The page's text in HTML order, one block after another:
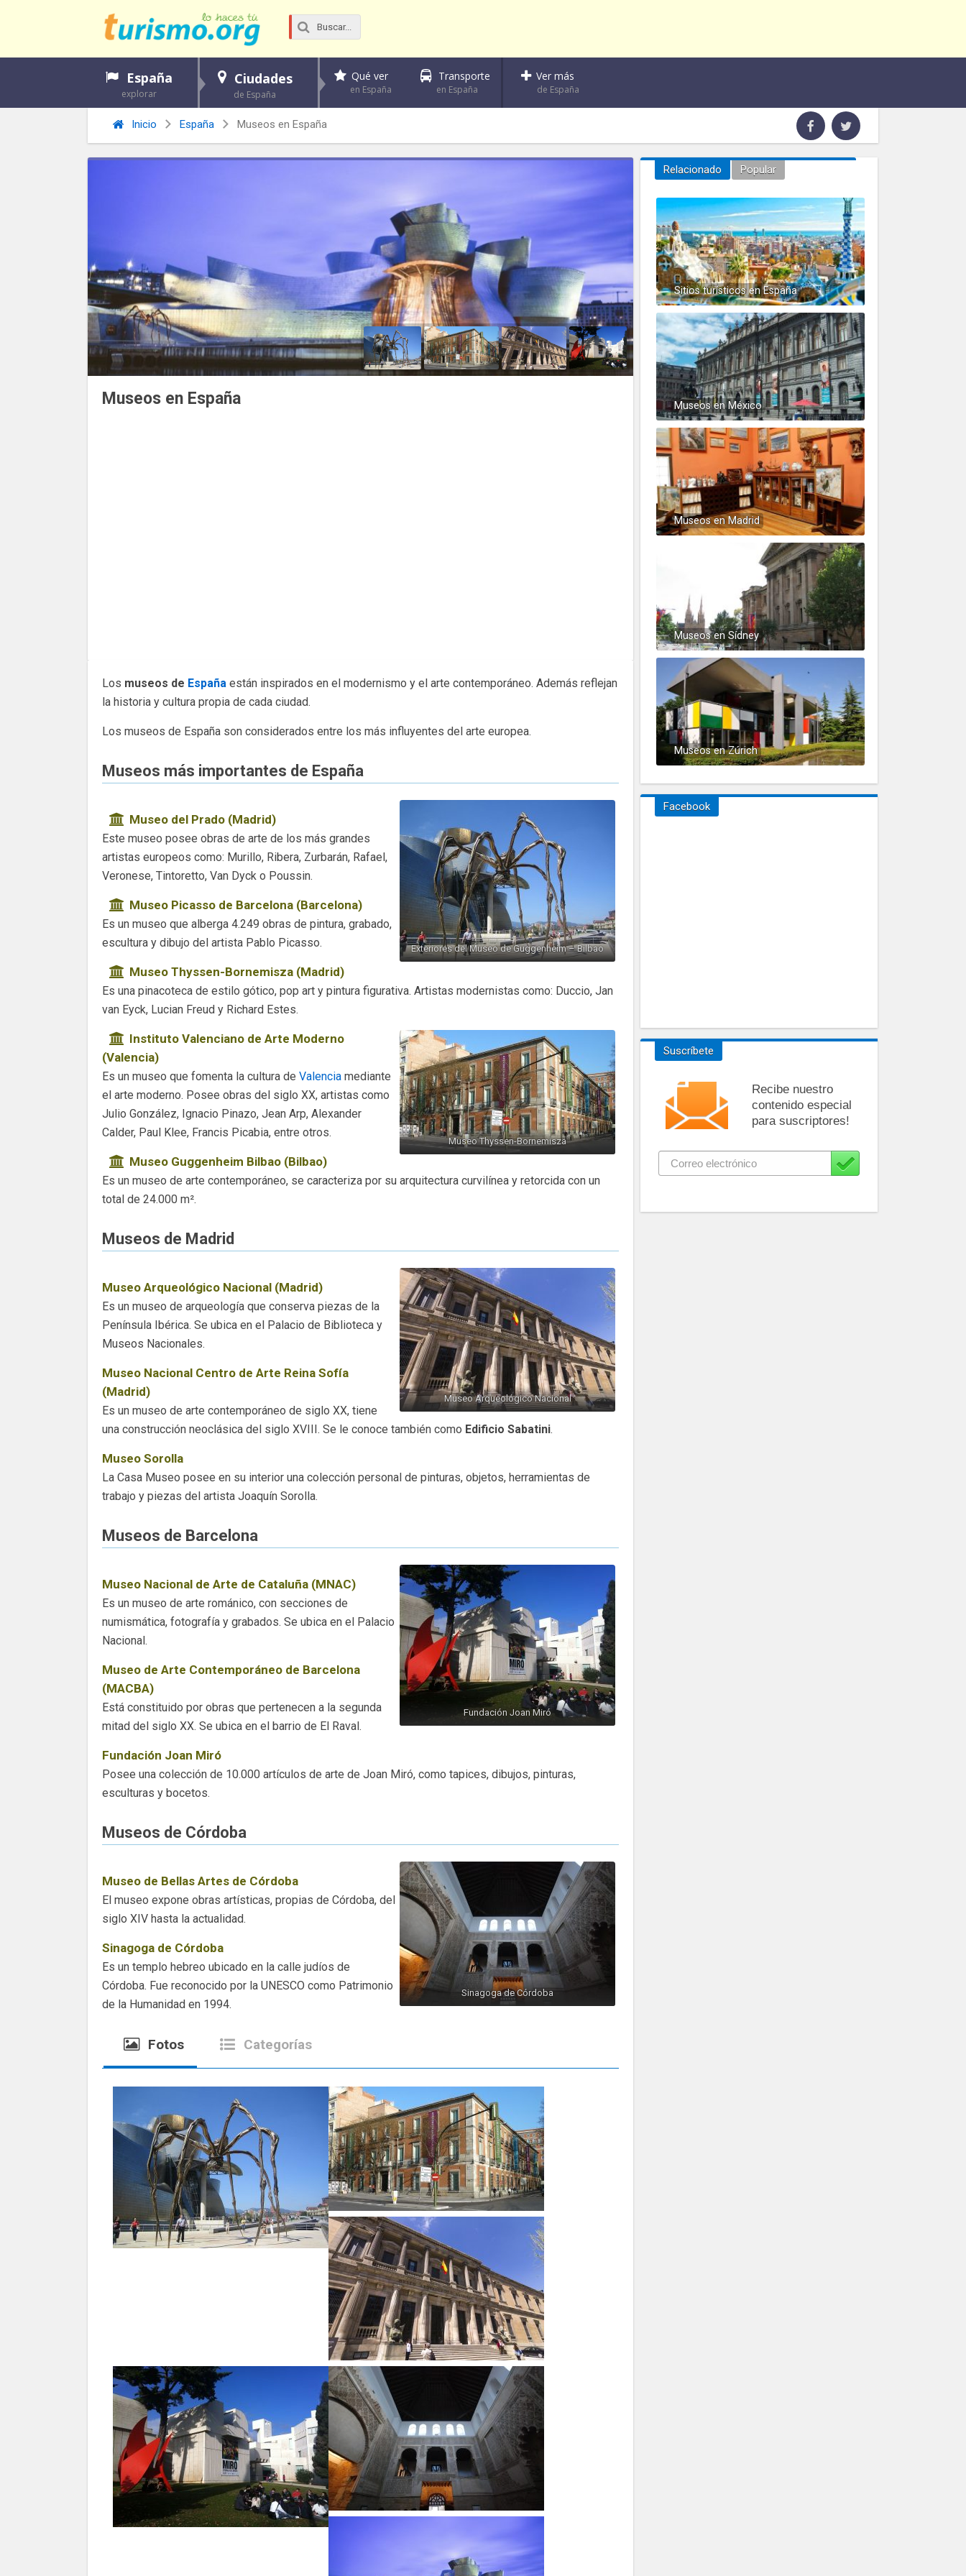
España
explorar
Ciudades
de España
Qué ver
en España
Transporte
en España
Ver más
de España
Inicio España Museos en España
Museos en España
Los museos de España están inspirados en el modernismo y el arte contemporáneo. Además reflejan
la historia y cultura propia de cada ciudad.
Los museos de España son considerados entre los más influyentes del arte europea.
Museos más importantes de España
Exteriores del Museo de Guggenheim – Bilbao
Museo del Prado (Madrid)
Este museo posee obras de arte de los más grandes
artistas europeos como: Murillo, Ribera, Zurbarán, Rafael,
Veronese, Tintoretto, Van Dyck o Poussin.
Museo Picasso de Barcelona (Barcelona)
Es un museo que alberga 4.249 obras de pintura, grabado,
escultura y dibujo del artista Pablo Picasso.
Museo Thyssen-Bornemisza (Madrid)
Es una pinacoteca de estilo gótico, pop art y pintura figurativa. Artistas modernistas como: Duccio, Jan
van Eyck, Lucian Freud y Richard Estes.
Museo Thyssen-Bornemisza
Instituto Valenciano de Arte Moderno
(Valencia)
Es un museo que fomenta la cultura de Valencia mediante
el arte moderno. Posee obras del siglo XX, artistas como
Julio González, Ignacio Pinazo, Jean Arp, Alexander
Calder, Paul Klee, Francis Picabia, entre otros.
Museo Guggenheim Bilbao (Bilbao)
Es un museo de arte contemporáneo, se caracteriza por su arquitectura curvilínea y retorcida con un
total de 24.000 m².
Museos de Madrid
Museo Arqueológico Nacional
Museo Arqueológico Nacional (Madrid)
Es un museo de arqueología que conserva piezas de la
Península Ibérica. Se ubica en el Palacio de Biblioteca y
Museos Nacionales.
Museo Nacional Centro de Arte Reina Sofía
(Madrid)
Es un museo de arte contemporáneo de siglo XX, tiene
una construcción neoclásica del siglo XVIII. Se le conoce también como Edificio Sabatini.
Museo Sorolla
La Casa Museo posee en su interior una colección personal de pinturas, objetos, herramientas de
trabajo y piezas del artista Joaquín Sorolla.
Museos de Barcelona
Fundación Joan Miró
Museo Nacional de Arte de Cataluña (MNAC)
Es un museo de arte románico, con secciones de
numismática, fotografía y grabados. Se ubica en el Palacio
Nacional.
Museo de Arte Contemporáneo de Barcelona
(MACBA)
Está constituido por obras que pertenecen a la segunda
mitad del siglo XX. Se ubica en el barrio de El Raval.
Fundación Joan Miró
Posee una colección de 10.000 artículos de arte de Joan Miró, como tapices, dibujos, pinturas,
esculturas y bocetos.
Museos de Córdoba
Sinagoga de Córdoba
Museo de Bellas Artes de Córdoba
El museo expone obras artísticas, propias de Córdoba, del
siglo XIV hasta la actualidad.
Sinagoga de Córdoba
Es un templo hebreo ubicado en la calle judíos de
Córdoba. Fue reconocido por la UNESCO como Patrimonio
de la Humanidad en 1994.
Fotos Categorías
Relacionado Popular
Sitios turísticos en España
Museos en México
Museos en Madrid
Museos en Sídney
Museos en Zúrich
Facebook
Suscríbete
Recibe nuestro
contenido especial
para suscriptores!